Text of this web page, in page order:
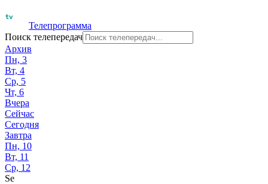
Телепрограмма
Поиск телепередач
Архив
Пн, 3
Вт, 4
Ср, 5
Чт, 6
Вчера
Сейчас
Сегодня
Завтра
Пн, 10
Вт, 11
Ср, 12
Se